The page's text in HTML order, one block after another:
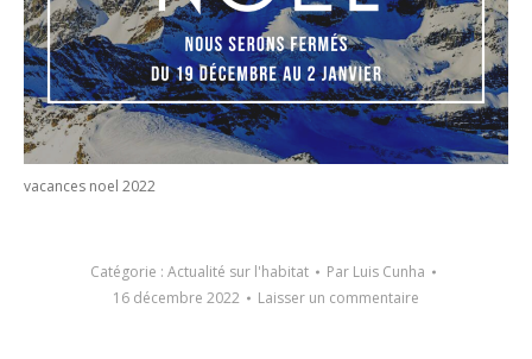
vacances noel 2022
Catégorie : Actualité sur l'habitat Par Luis Cunha
16 décembre 2022
Laisser un commentaire